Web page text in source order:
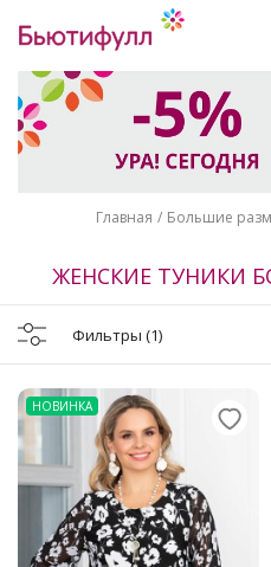
Главная Большие
ЖЕНСКИЕ ТУНИКИ
Фильтры (1)
НОВИНКА